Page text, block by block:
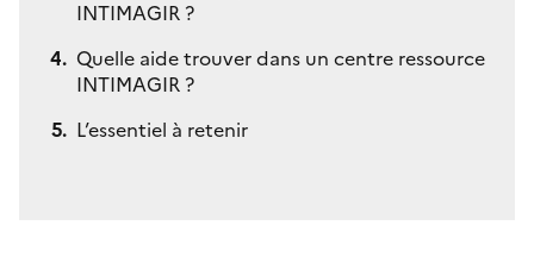
INTIMAGIR ?
Quelle aide trouver dans un centre ressource
INTIMAGIR ?
L’essentiel à retenir